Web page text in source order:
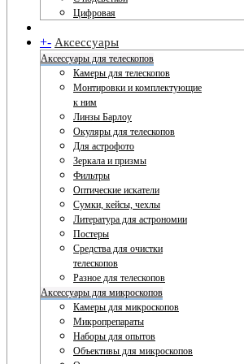
Цифровая
+- Аксессуары
Аксессуары для телескопов
Камеры для телескопов
Монтировки и комплектующие
к ним
Линзы Барлоу
Окуляры для телескопов
Для астрофото
Зеркала и призмы
Фильтры
Оптические искатели
Сумки, кейсы, чехлы
Литература для астрономии
Постеры
Средства для очистки
телескопов
Разное для телескопов
Аксессуары для микроскопов
Камеры для микроскопов
Микропрепараты
Наборы для опытов
Объективы для микроскопов